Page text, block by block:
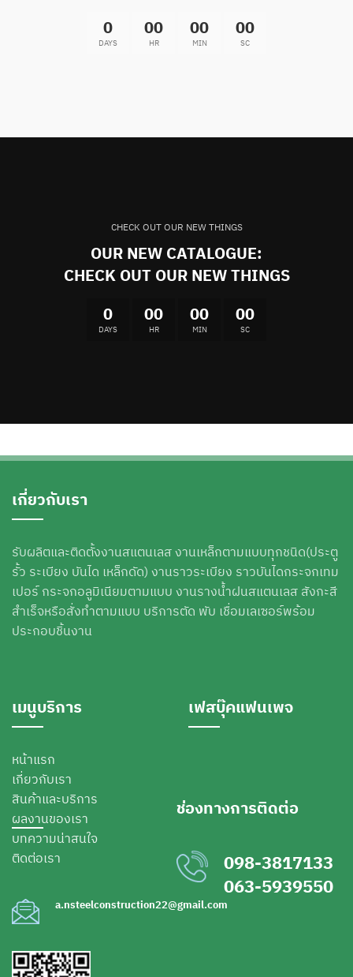
0
DAYS
00
HR
00
MIN
00
SC
CHECK OUT OUR NEW THINGS
OUR NEW CATALOGUE:
CHECK OUT OUR NEW THINGS
0
DAYS
00
HR
00
MIN
00
SC
เกี่ยวกับเรา
รับผลิตและติดตั้งงานสแตนเลส งานเหล็กตามแบบทุกชนิด(ประตู
รั้ว ระเบียง บันได เหล็กดัด) งานราวระเบียง ราวบันไดกระจกเทม
เปอร์ กระจกอลูมิเนียมตามแบบ งานรางน้ำฝนสแตนเลส สังกะสี
สำเร็จหรือสั่งทำตามแบบ บริการตัด พับ เชื่อมเลเซอร์พร้อม
ประกอบชิ้นงาน
เมนูบริการ
หน้าแรก
เกี่ยวกับเรา
สินค้าและบริการ
ผลงานของเรา
บทความน่าสนใจ
ติดต่อเรา
เฟสบุ๊คแฟนเพจ
ช่องทางการติดต่อ
098-3817133
063-5939550
a.nsteelconstruction22@gmail.com